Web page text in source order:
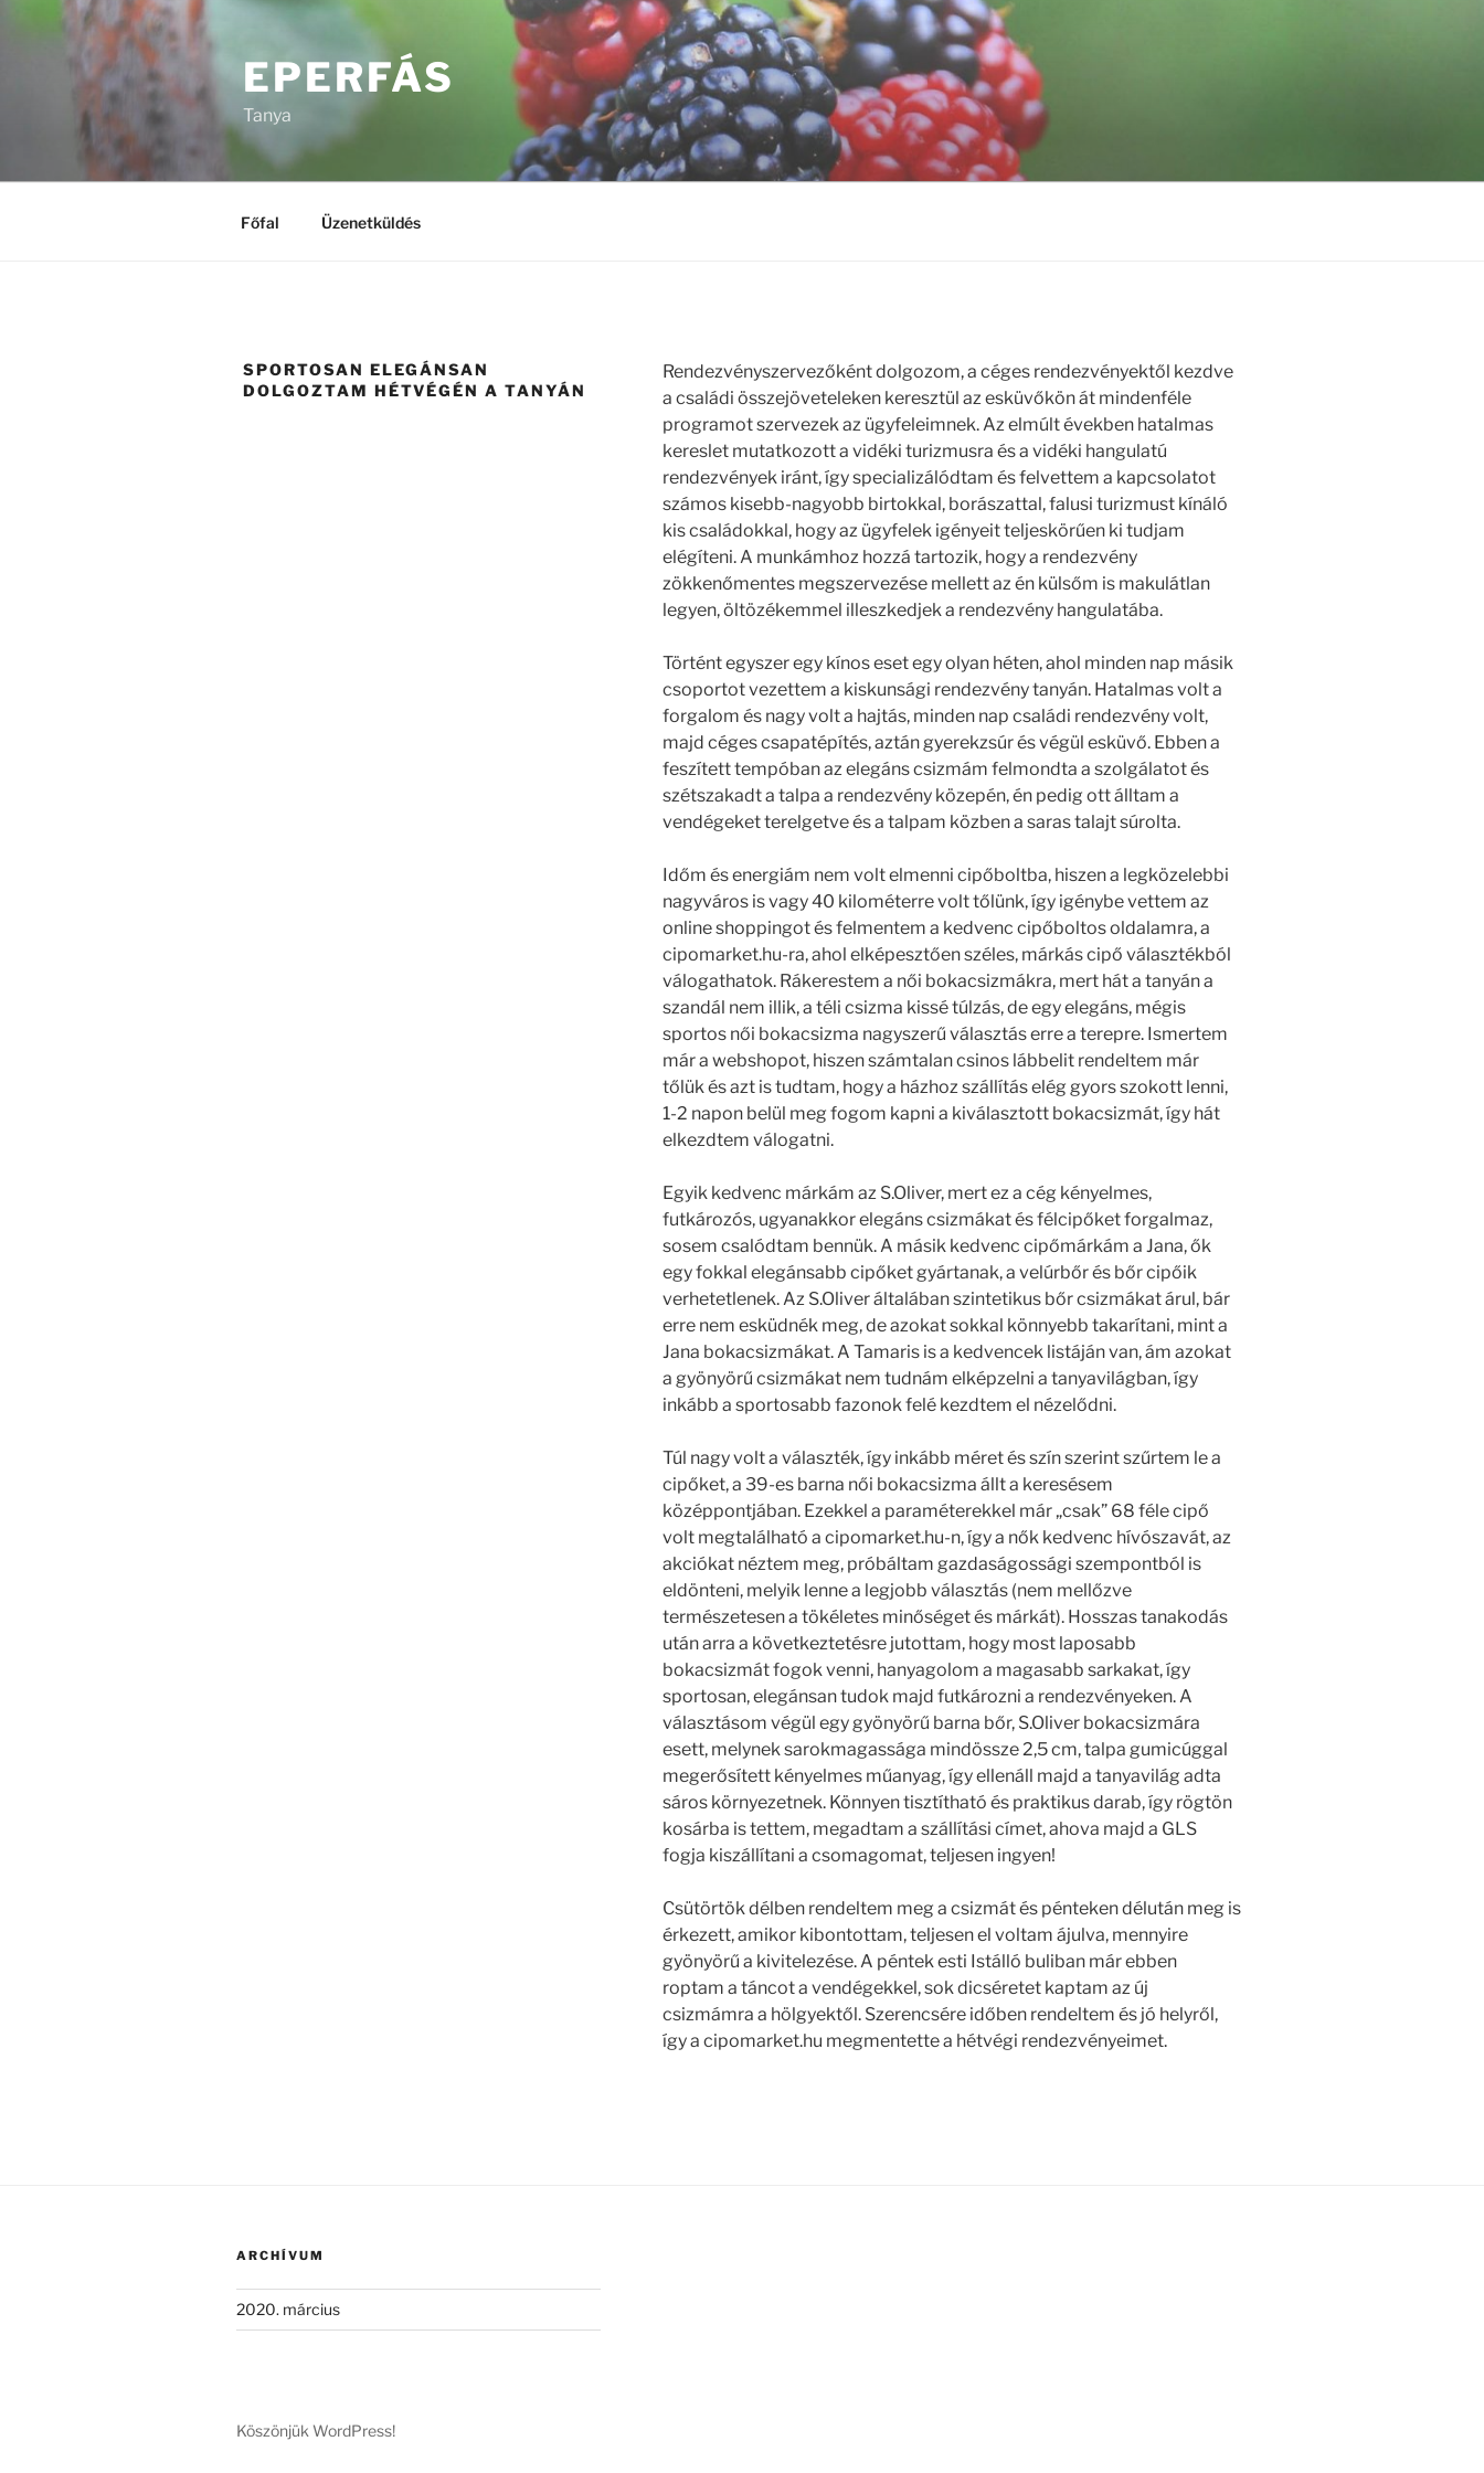
Tartalomhoz
EPERFÁS
Tanya
Főfal Üzenetküldés
SPORTOSAN ELEGÁNSAN
DOLGOZTAM HÉTVÉGÉN A TANYÁN
Rendezvényszervezőként dolgozom, a céges rendezvényektől kezdve
a családi összejöveteleken keresztül az esküvőkön át mindenféle
programot szervezek az ügyfeleimnek. Az elmúlt években hatalmas
kereslet mutatkozott a vidéki turizmusra és a vidéki hangulatú
rendezvények iránt, így specializálódtam és felvettem a kapcsolatot
számos kisebb-nagyobb birtokkal, borászattal, falusi turizmust kínáló
kis családokkal, hogy az ügyfelek igényeit teljeskörűen ki tudjam
elégíteni. A munkámhoz hozzá tartozik, hogy a rendezvény
zökkenőmentes megszervezése mellett az én külsőm is makulátlan
legyen, öltözékemmel illeszkedjek a rendezvény hangulatába.
Történt egyszer egy kínos eset egy olyan héten, ahol minden nap másik
csoportot vezettem a kiskunsági rendezvény tanyán. Hatalmas volt a
forgalom és nagy volt a hajtás, minden nap családi rendezvény volt,
majd céges csapatépítés, aztán gyerekzsúr és végül esküvő. Ebben a
feszített tempóban az elegáns csizmám felmondta a szolgálatot és
szétszakadt a talpa a rendezvény közepén, én pedig ott álltam a
vendégeket terelgetve és a talpam közben a saras talajt súrolta.
Időm és energiám nem volt elmenni cipőboltba, hiszen a legközelebbi
nagyváros is vagy 40 kilométerre volt tőlünk, így igénybe vettem az
online shoppingot és felmentem a kedvenc cipőboltos oldalamra, a
cipomarket.hu-ra, ahol elképesztően széles, márkás cipő választékból
válogathatok. Rákerestem a női bokacsizmákra, mert hát a tanyán a
szandál nem illik, a téli csizma kissé túlzás, de egy elegáns, mégis
sportos női bokacsizma nagyszerű választás erre a terepre. Ismertem
már a webshopot, hiszen számtalan csinos lábbelit rendeltem már
tőlük és azt is tudtam, hogy a házhoz szállítás elég gyors szokott lenni,
1-2 napon belül meg fogom kapni a kiválasztott bokacsizmát, így hát
elkezdtem válogatni.
Egyik kedvenc márkám az S.Oliver, mert ez a cég kényelmes,
futkározós, ugyanakkor elegáns csizmákat és félcipőket forgalmaz,
sosem csalódtam bennük. A másik kedvenc cipőmárkám a Jana, ők
egy fokkal elegánsabb cipőket gyártanak, a velúrbőr és bőr cipőik
verhetetlenek. Az S.Oliver általában szintetikus bőr csizmákat árul, bár
erre nem esküdnék meg, de azokat sokkal könnyebb takarítani, mint a
Jana bokacsizmákat. A Tamaris is a kedvencek listáján van, ám azokat
a gyönyörű csizmákat nem tudnám elképzelni a tanyavilágban, így
inkább a sportosabb fazonok felé kezdtem el nézelődni.
Túl nagy volt a választék, így inkább méret és szín szerint szűrtem le a
cipőket, a 39-es barna női bokacsizma állt a keresésem
középpontjában. Ezekkel a paraméterekkel már „csak” 68 féle cipő
volt megtalálható a cipomarket.hu-n, így a nők kedvenc hívószavát, az
akciókat néztem meg, próbáltam gazdaságossági szempontból is
eldönteni, melyik lenne a legjobb választás (nem mellőzve
természetesen a tökéletes minőséget és márkát). Hosszas tanakodás
után arra a következtetésre jutottam, hogy most laposabb
bokacsizmát fogok venni, hanyagolom a magasabb sarkakat, így
sportosan, elegánsan tudok majd futkározni a rendezvényeken. A
választásom végül egy gyönyörű barna bőr, S.Oliver bokacsizmára
esett, melynek sarokmagassága mindössze 2,5 cm, talpa gumicúggal
megerősített kényelmes műanyag, így ellenáll majd a tanyavilág adta
sáros környezetnek. Könnyen tisztítható és praktikus darab, így rögtön
kosárba is tettem, megadtam a szállítási címet, ahova majd a GLS
fogja kiszállítani a csomagomat, teljesen ingyen!
Csütörtök délben rendeltem meg a csizmát és pénteken délután meg is
érkezett, amikor kibontottam, teljesen el voltam ájulva, mennyire
gyönyörű a kivitelezése. A péntek esti Istálló buliban már ebben
roptam a táncot a vendégekkel, sok dicséretet kaptam az új
csizmámra a hölgyektől. Szerencsére időben rendeltem és jó helyről,
így a cipomarket.hu megmentette a hétvégi rendezvényeimet.
ARCHÍVUM
2020. március
Köszönjük WordPress!